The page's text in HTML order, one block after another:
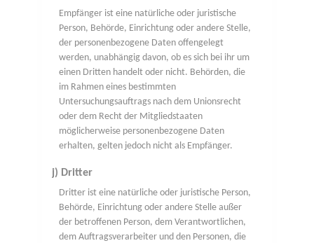
Empfänger ist eine natürliche oder juristische
Person, Behörde, Einrichtung oder andere Stelle,
der personenbezogene Daten offengelegt
werden, unabhängig davon, ob es sich bei ihr um
einen Dritten handelt oder nicht. Behörden, die
im Rahmen eines bestimmten
Untersuchungsauftrags nach dem Unionsrecht
oder dem Recht der Mitgliedstaaten
möglicherweise personenbezogene Daten
erhalten, gelten jedoch nicht als Empfänger.
j) Dritter
Dritter ist eine natürliche oder juristische Person,
Behörde, Einrichtung oder andere Stelle außer
der betroffenen Person, dem Verantwortlichen,
dem Auftragsverarbeiter und den Personen, die